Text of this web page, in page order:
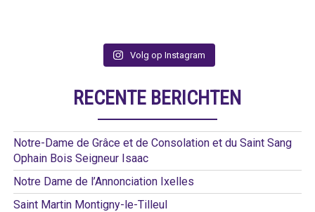
Volg op Instagram
RECENTE BERICHTEN
Notre-Dame de Grâce et de Consolation et du Saint Sang
Ophain Bois Seigneur Isaac
Notre Dame de l’Annonciation Ixelles
Saint Martin Montigny-le-Tilleul